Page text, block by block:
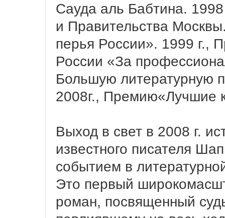
Сауда аль Бабтина.
и Правительства
перья России». 1999 г.,
России «За
Большую литературную
2008г., Премию«Лучшие
Выход в свет в 2008 г.
известного писателя
событием в
Это первый
роман, посвященный